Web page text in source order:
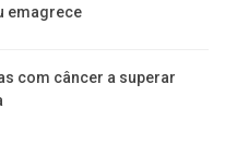
emagrece
com câncer a superar